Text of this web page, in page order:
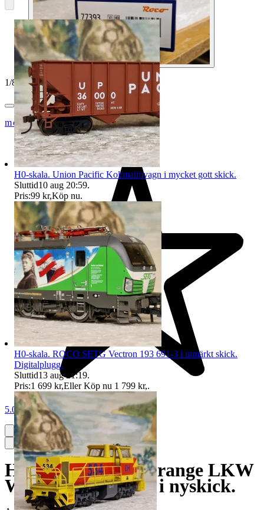
1/8
modelltågcom
5.0
H0-skala. ROCO orange LKW
Walter trailervagn i nyskick.
H0-skala. Union Pacific Kol/malmvagn i mycket gott skick.
Sluttid10 aug 20:59.
Pris:99 kr,Köp nu.
H0-skala. ROCO SETG Vectron 193 691-3 i utmärkt skick.
Digitalplugg.
Sluttid13 aug 21:19.
Pris:1 699 kr,Eller Köp nu 1 799 kr,.